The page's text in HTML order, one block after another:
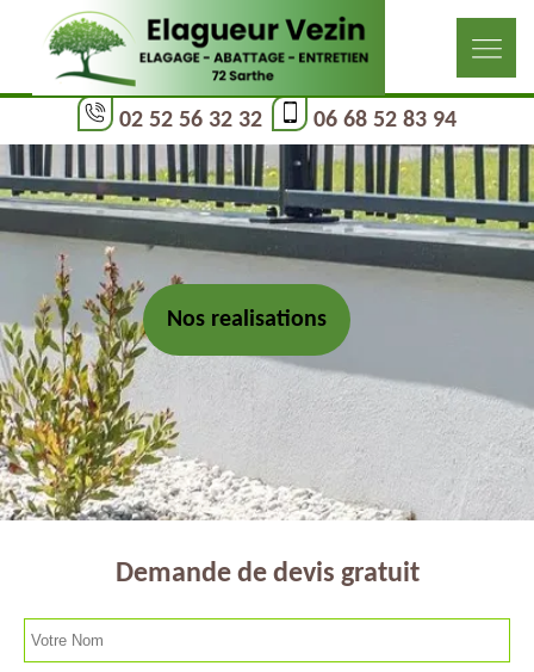
02 52 56 32 32 06 68 52 83 94
Nos realisations
Demande de devis gratuit